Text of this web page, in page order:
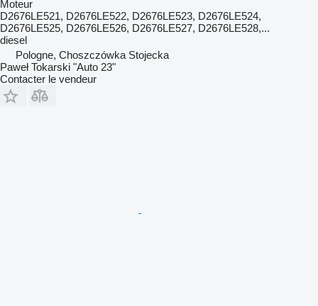
Moteur
D2676LE521, D2676LE522, D2676LE523, D2676LE524,
D2676LE525, D2676LE526, D2676LE527, D2676LE528,...
diesel
Pologne, Choszczówka Stojecka
Paweł Tokarski "Auto 23"
Contacter le vendeur